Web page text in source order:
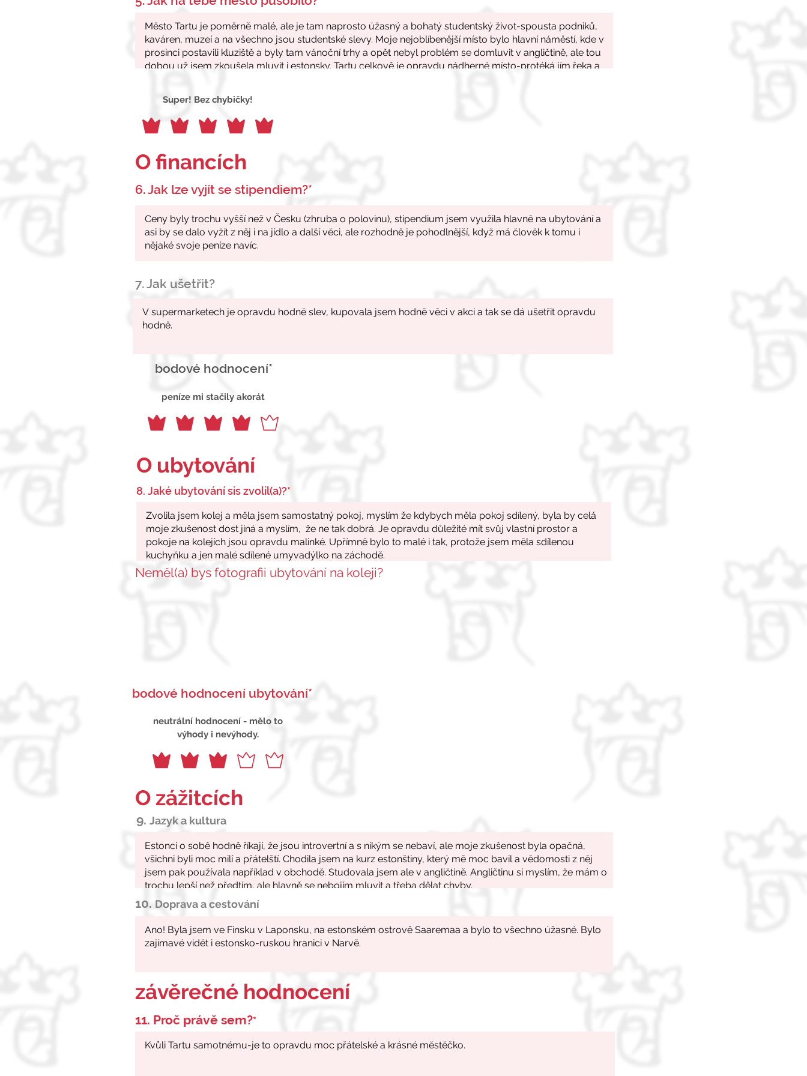
Super! Bez chybičky!
O financích
6. Jak lze vyjít se stipendiem?*
7. Jak ušetřit?
bodové hodnocení*
peníze mi stačily akorát
O ubytování
8. Jaké ubytování sis zvolil(a)?*
Neměl(a) bys fotografii ubytování na koleji?
bodové hodnocení ubytování*
neutrální hodnocení - mělo to
výhody i nevýhody.
O zážitcích
9. Jazyk a kultura
10. Doprava a cestování
závěrečné hodnocení
11. Proč právě sem?*